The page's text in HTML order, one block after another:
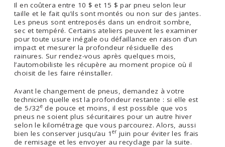
Il en coûtera entre 10 $ et 15 $ par pneu selon leur
taille et le fait qu’ils sont montés ou non sur des jantes.
Les pneus sont entreposés dans un endroit sombre,
sec et tempéré. Certains ateliers peuvent les examiner
pour toute usure inégale ou défaillance en raison d’un
impact et mesurer la profondeur résiduelle des
rainures. Sur rendez-vous après quelques mois,
l’automobiliste les récupère au moment propice où il
choisit de les faire réinstaller.
Avant le changement de pneus, demandez à votre
technicien quelle est la profondeur restante : si elle est
de 5/32e de pouce et moins, il est possible que vos
pneus ne soient plus sécuritaires pour un autre hiver
selon le kilométrage que vous parcourez. Alors, aussi
bien les conserver jusqu’au 1 erjuin pour éviter les frais
de remisage et les envoyer au recyclage par la suite.